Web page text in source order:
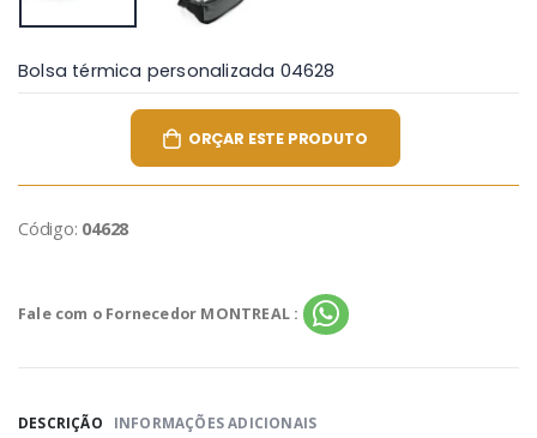
Bolsa térmica personalizada 04628
ORÇAR ESTE PRODUTO
Código: 04628
Fale com o Fornecedor MONTREAL :
DESCRIÇÃO INFORMAÇÕES ADICIONAIS